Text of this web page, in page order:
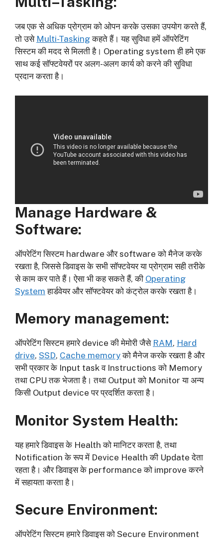
जब एक से अधिक प्रोग्राम को ओपन करके उसका उपयोग करते हैं,
तो उसे Multi-Taskingकहते हैं। यह सुविधा हमें ऑपरेटिंग
सिस्टम की मदद से मिलती है। Operating system ही हमे एक
साथ कई सॉफ्टवेयरों पर अलग-अलग कार्य को करने की सुविधा
प्रदान करता है।
Manage Hardware &
Software:
ऑपरेटिंग सिस्टम hardware और software को मैनेज करके
रखता है, जिससे डिवाइस के सभी सॉफ्टवेयर या प्रोग्राम सही तरीके
से काम कर पाते हैं। ऐसा भी कह सकते हैं, की Operating
System हार्डवेयर और सॉफ्टवेयर को कंट्रोल करके रखता है।
Memory management:
ऑपरेटिंग सिस्टम हमारे device की मेमोरी जैसे RAM, Hard
drive, SSD, Cache memoryको मैनेज करके रखता है और
सभी प्रकार के Input task व Instructions को Memory
तथा CPU तक भेजता है। तथा Output को Monitor या अन्य
किसी Output device पर प्रदर्शित करता है।
Monitor System Health:
यह हमारे डिवाइस के Health को मानिटर करता है, तथा
Notification के रूप में Device Health की Update देता
रहता है। और डिवाइस के performance को improve करने
में सहायता करता है।
Secure Environment:
ऑपरेटिंग सिस्टम हमारे डिवाइस को Secure Environment